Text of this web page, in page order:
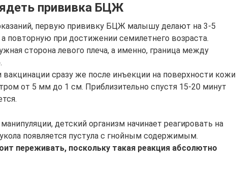
прививка БЦЖ
первую прививку БЦЖ малышу делают на 3-5
повторную при достижении семилетнего возраста.
сторона левого плеча, а именно, граница между
сразу же после инъекции на поверхности кожи
от 5 мм до 1 см. Приблизительно спустя 15-20 минут
детский организм начинает реагировать на
появляется пустула с гнойным содержимым.
переживать, поскольку такая реакция абсолютно